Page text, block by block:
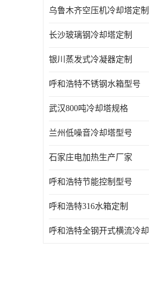
乌鲁木齐空压机冷却塔定制
长沙玻璃钢冷却塔定制
银川蒸发式冷凝器定制
呼和浩特不锈钢水箱型号
武汉800吨冷却塔规格
兰州低噪音冷却塔型号
石家庄电加热生产厂家
呼和浩特节能控制型号
呼和浩特316水箱定制